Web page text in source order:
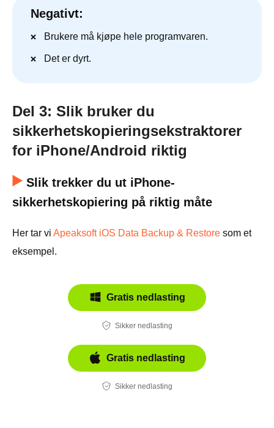
Negativt:
Brukere må kjøpe hele programvaren.
Det er dyrt.
Del 3: Slik bruker du
sikkerhetskopieringsekstraktorer
for iPhone/Android riktig
Slik trekker du ut iPhone-
sikkerhetskopiering på riktig måte
Her tar vi Apeaksoft iOS Data Backup & Restore som et
eksempel.
Gratis nedlasting
Sikker nedlasting
Gratis nedlasting
Sikker nedlasting